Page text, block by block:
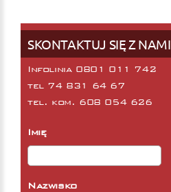
SKONTAKTUJ SIĘ Z NAMI
Infolinia 0801 011 742
tel 74 831 64 67
tel. kom. 608 054 626
Imię
Nazwisko